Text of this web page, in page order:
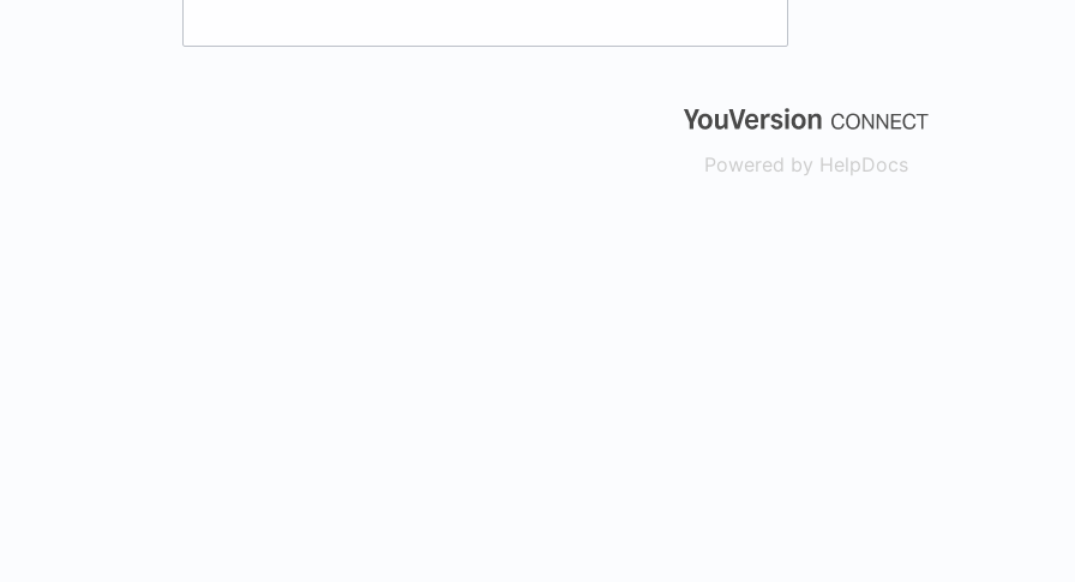
(opens in a
Powered by HelpDocs